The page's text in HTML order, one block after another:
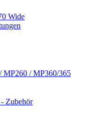
Wide
/ MP360/365
Zubehör